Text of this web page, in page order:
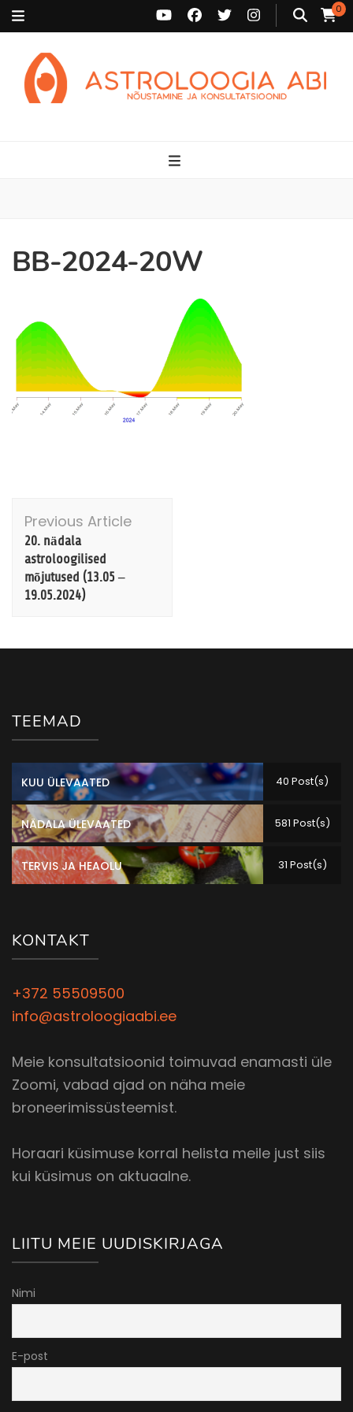
0
BB-2024-20W
Post
Navigation
Previous Article
20. nädala
astroloogilised
mõjutused (13.05 –
19.05.2024)
TEEMAD
KUU ÜLEVAATED 40 Post(s)
NÄDALA ÜLEVAATED 581 Post(s)
TERVIS JA HEAOLU 31 Post(s)
KONTAKT
+372 55509500
info@astroloogiaabi.ee
Meie konsultatsioonid toimuvad enamasti üle
Zoomi, vabad ajad on näha meie
broneerimissüsteemist.
Horaari küsimuse korral helista meile just siis
kui küsimus on aktuaalne.
LIITU MEIE UUDISKIRJAGA
Nimi
E-post